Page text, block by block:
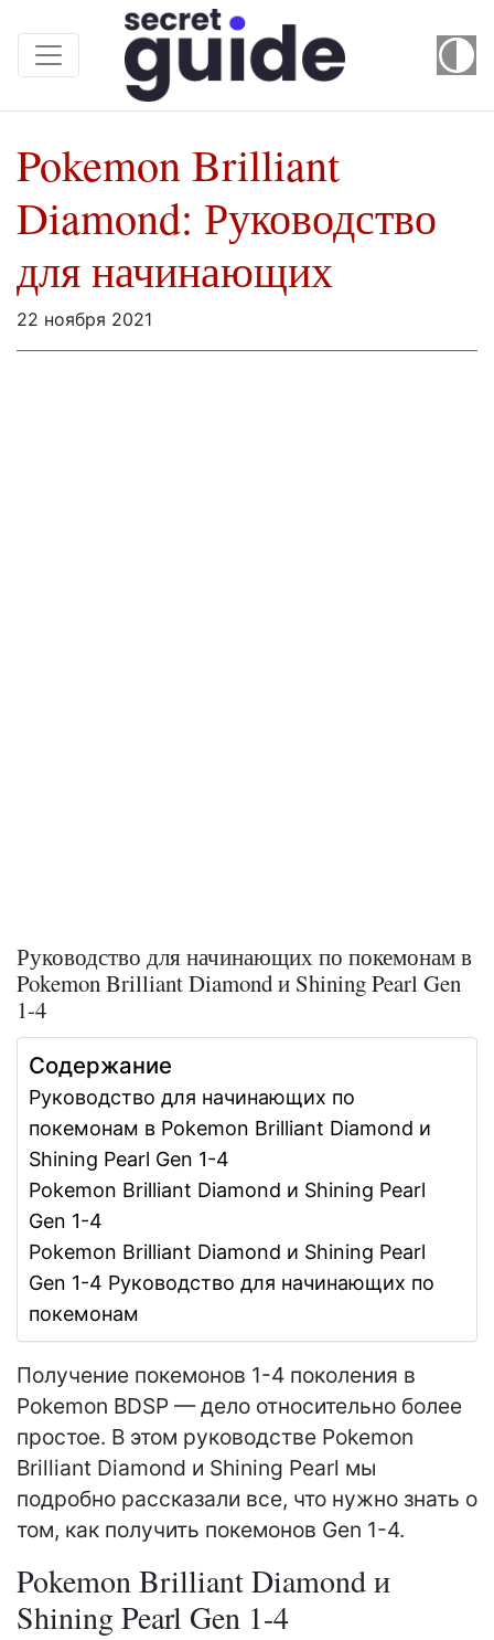
Pokemon Brilliant
Diamond: Руководство
для начинающих
22 ноября 2021
Руководство для начинающих по покемонам в
Pokemon Brilliant Diamond и Shining Pearl Gen
1-4
Содержание
Руководство для начинающих по
покемонам в Pokemon Brilliant Diamond и
Shining Pearl Gen 1-4
Pokemon Brilliant Diamond и Shining Pearl
Gen 1-4
Pokemon Brilliant Diamond и Shining Pearl
Gen 1-4 Руководство для начинающих по
покемонам
Получение покемонов 1-4 поколения в
Pokemon BDSP — дело относительно более
простое. В этом руководстве Pokemon
Brilliant Diamond и Shining Pearl мы
подробно рассказали все, что нужно знать о
том, как получить покемонов Gen 1-4.
Pokemon Brilliant Diamond и
Shining Pearl Gen 1-4